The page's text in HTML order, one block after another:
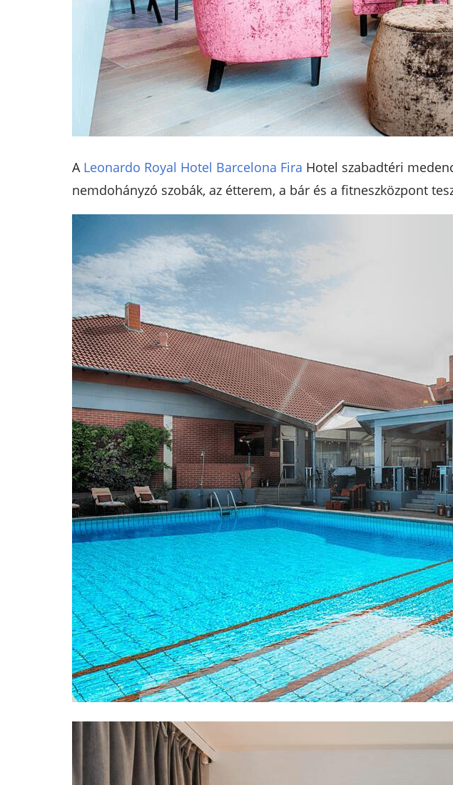
A Leonardo Royal Hotel Barcelona Fira Hotel szabadtéri
nemdohányzó szobák, az étterem, a bár és a fitneszközpont